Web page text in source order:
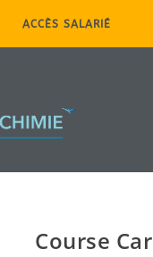
ACCÈS SALARIÉ
Course